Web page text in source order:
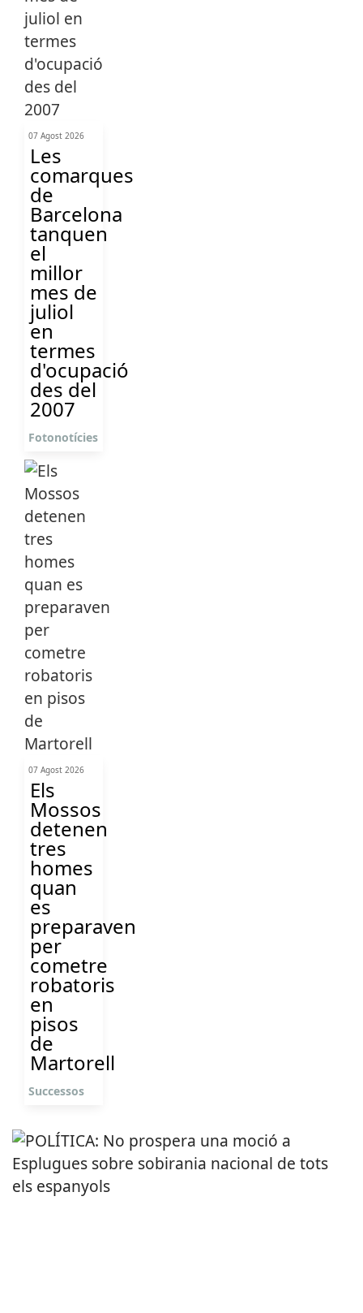
07 Agost 2026
Les
comarques
de
Barcelona
tanquen
el
millor
mes de
juliol
en
termes
d'ocupació
des del
2007
Fotonotícies
07 Agost 2026
Els
Mossos
detenen
tres
homes
quan
es
preparaven
per
cometre
robatoris
en
pisos
de
Martorell
Successos